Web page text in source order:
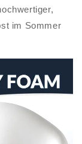
im Sommer